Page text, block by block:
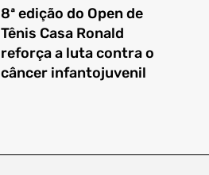
8ª edição do Open de
Tênis Casa Ronald
reforça a luta contra o
câncer infantojuvenil